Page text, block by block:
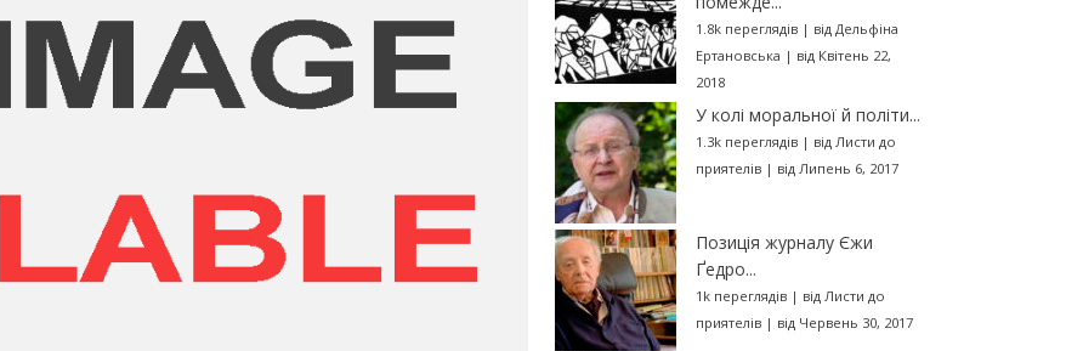
1.8k переглядів| від Дельфіна
Ертановська | від Квітень 22,
2018
У колі моральної й політи...
1.3k переглядів| від Листи до
приятелів| від Липень 6, 2017
Позиція журналу Єжи
Ґедро...
1k переглядів| від Листи до
приятелів| від Червень 30, 2017